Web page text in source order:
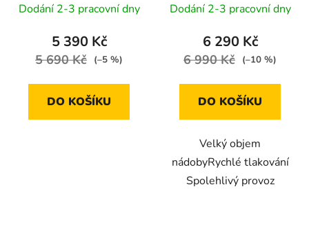
Dodání 2-3 pracovní dny
5 390 Kč
5 690 Kč (–5 %)
DO KOŠÍKU
Dodání 2-3 pracovní dny
6 290 Kč
6 990 Kč (–10 %)
DO KOŠÍKU
Velký objem
nádobyRychlé tlakování
Spolehlivý provoz